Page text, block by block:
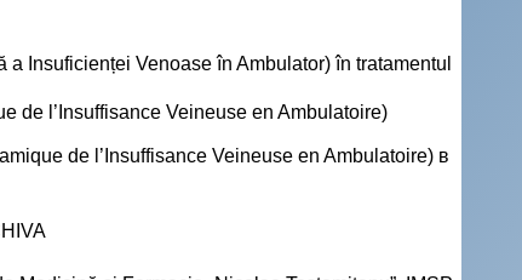
Insuficienței Venoase în Ambulator) în tratamentul
de l’Insuffisance Veineuse en Ambulatoire)
de l’Insuffisance Veineuse en Ambulatoire) в